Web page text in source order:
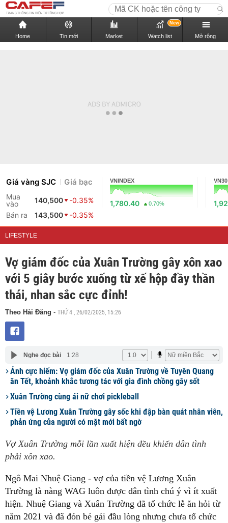
Home Tin mới Market Watch list
New
Mở rộng
Giá vàng SJC Giá bạc
Mua
vào
140,500
-0.35%
Bán ra
143,500 -0.35%
VNINDEX
1,780.40 0.70%
VN30
LIFESTYLE
Vợ giám đốc của Xuân Trường gây xôn xao
với 5 giây bước xuống từ xế hộp đầy thần
thái, nhan sắc cực đỉnh!
Theo Hải Đăng - THỨ 4 , 26/02/2025, 15:26
Nghe đọc bài 1:28
Ảnh cực hiếm: Vợ giám đốc của Xuân Trường về Tuyên Quang
ăn Tết, khoảnh khắc tương tác với gia đình chồng gây sốt
Xuân Trường cùng ái nữ chơi pickleball
Tiền vệ Lương Xuân Trường gây sốc khi đập bàn quát nhân viên,
phản ứng của người có mặt mới bất ngờ
Vợ Xuân Trường mỗi lần xuất hiện đều khiến dân tình
phải xôn xao.
Ngô Mai Nhuệ Giang - vợ của tiền vệ Lương Xuân
Trường là nàng WAG luôn được dân tình chú ý vì ít xuất
hiện. Nhuệ Giang và Xuân Trường đã tổ chức lễ ăn hỏi từ
năm 2021 và đã đón bé gái đầu lòng nhưng chưa tổ chức